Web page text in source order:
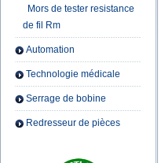
Mors de tester resistance
de fil Rm
Automation
Technologie médicale
Serrage de bobine
Redresseur de pièces